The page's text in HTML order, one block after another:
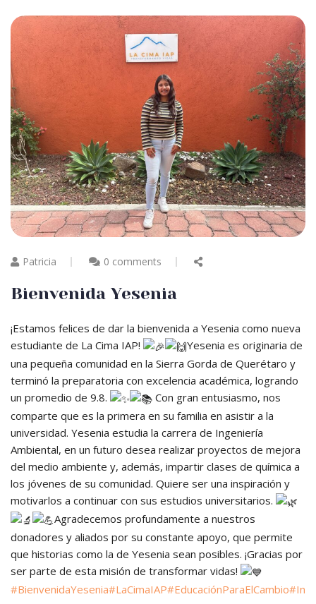
Patricia 0 comments
Bienvenida Yesenia
¡Estamos felices de dar la bienvenida a Yesenia como nueva
estudiante de La Cima IAP!
Yesenia es originaria de
una pequeña comunidad en la Sierra Gorda de Querétaro y
terminó la preparatoria con excelencia académica, logrando
un promedio de 9.8.
Con gran entusiasmo, nos
comparte que es la primera en su familia en asistir a la
universidad. Yesenia estudia la carrera de Ingeniería
Ambiental, en un futuro desea realizar proyectos de mejora
del medio ambiente y, además, impartir clases de química a
los jóvenes de su comunidad. Quiere ser una inspiración y
motivarlos a continuar con sus estudios universitarios.
Agradecemos profundamente a nuestros
donadores y aliados por su constante apoyo, que permite
que historias como la de Yesenia sean posibles. ¡Gracias por
ser parte de esta misión de transformar vidas!
#BienvenidaYesenia#LaCimaIAP#EducaciónParaElCambio